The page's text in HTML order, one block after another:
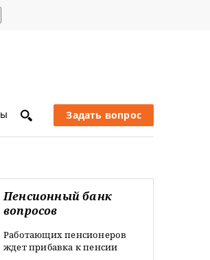
Задать вопрос
Пенсионный банк
вопросов
Работающих пенсионеров
ждет прибавка к пенсии